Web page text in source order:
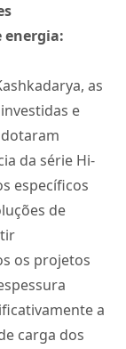
energia:
as
e
da série Hi-
específicos
de
os projetos
a
carga dos